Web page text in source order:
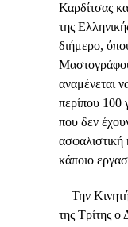
Καρδίτσας
της
διήμερο,
αναμένεται
περίπου 100
που δεν
κάποιο
Την
της Τρίτης